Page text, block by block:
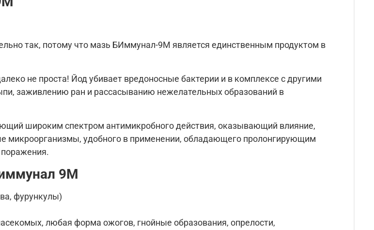
так, потому что мазь БИммунал-9М является единственным продуктом в
не проста! Йод убивает вредоносные бактерии и в комплексе с другими
заживлению ран и рассасыванию нежелательных образований в
широким спектром антимикробного действия, оказывающий влияние,
микроорганизмы, удобного в применении, обладающего пролонгирующим
9М
фурункулы)
любая форма ожогов, гнойные образования, опрелости,